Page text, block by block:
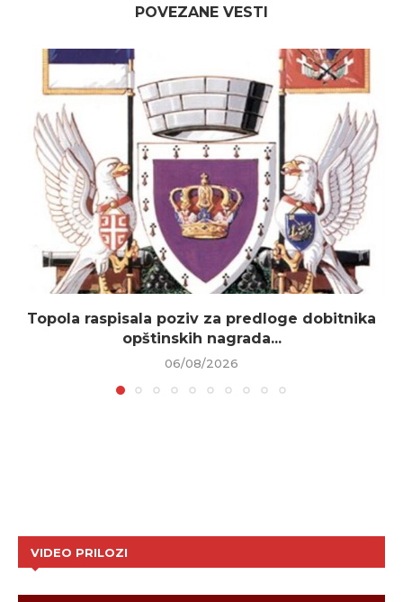
POVEZANE VESTI
Topola raspisala poziv za predloge dobitnika
opštinskih nagrada...
06/08/2026
VIDEO PRILOZI